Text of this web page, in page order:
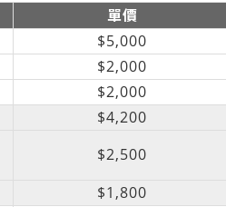
單價
$5,000
$2,000
$2,000
$4,200
$2,500
$1,800